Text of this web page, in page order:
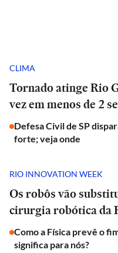
CLIMA
Tornado atinge Rio
vez em menos de 2
Defesa Civil de SP
forte; veja onde
RIO INNOVATION WEEK
Os robôs vão
cirurgia robótica da
Como a Física prevê o
significa para nós?